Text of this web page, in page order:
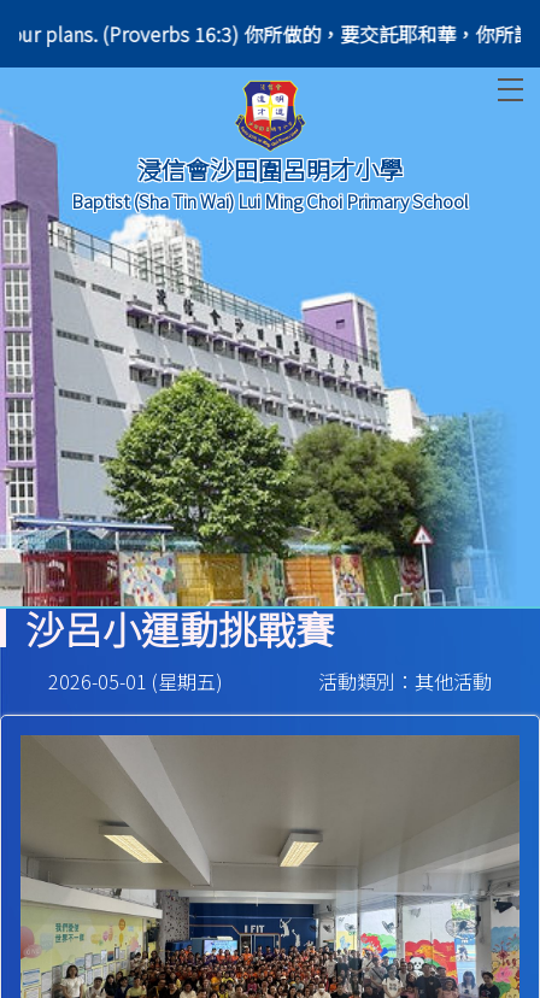
plans. (Proverbs 16:3) 你所做的，要交託耶和華，你所謀
浸信會沙田圍呂明才小學
Baptist (Sha Tin Wai) Lui Ming Choi Primary School
沙呂小運動挑戰賽
2026-05-01 (星期五) 活動類別：其他活動